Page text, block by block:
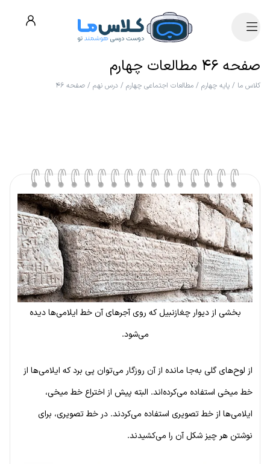
صفحه ۴۶ مطالعات چهارم
کلاس ما / پایه چهارم / مطالعات اجتماعی چهارم / درس نهم / صفحه ۴۶
بخشی از دیوار چغازنبیل که روی آجرهای آن خط ایلامی‌ها دیده
می‌شود.
از لوح‌های گلی به‌جا مانده از آن روزگار می‌توان پی برد که ایلامی‌ها از
خط میخی استفاده می‌کرده‌اند. البته پیش از اختراع خط میخی،
ایلامی‌ها از خط تصویری استفاده می‌کردند. در خط تصویری، برای
نوشتن هر چیز شکل آن را می‌کشیدند.